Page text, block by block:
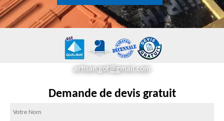
artisan.got@gmail.com
Demande de devis gratuit